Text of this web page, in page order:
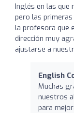
Inglés en las que
pero las
la profesora que
dirección muy
ajustarse a
English
Muchas
nuestros
para